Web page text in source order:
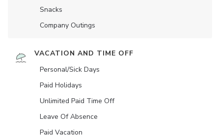
Snacks
Company Outings
VACATION AND TIME OFF
Personal/Sick Days
Paid Holidays
Unlimited Paid Time Off
Leave Of Absence
Paid Vacation